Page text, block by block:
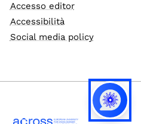
Accesso editor
Accessibilità
Social media policy